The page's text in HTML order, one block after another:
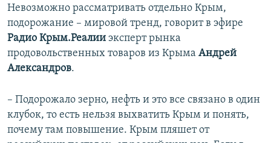
Невозможно рассматривать отдельно Крым,
подорожание – мировой тренд, говорит в эфире
Радио Крым.Реалии эксперт рынка
продовольственных товаров из Крыма Андрей
Александров.
– Подорожало зерно, нефть и это все связано в один
клубок, то есть нельзя выхватить Крым и понять,
почему там повышение. Крым пляшет от